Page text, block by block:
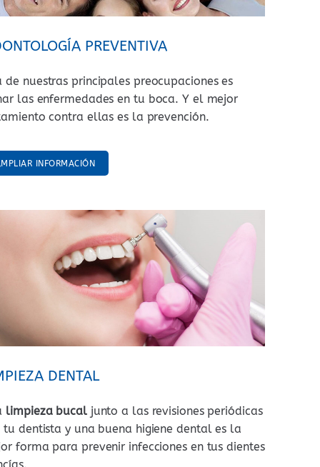
PREVENTIVA
de nuestras principales preocupaciones es
las enfermedades en tu boca. Y el mejor
contra ellas es la prevención.
INFORMACIÓN
DENTAL
limpieza bucaljunto a las revisiones periódicas
tu dentista y una buena higiene dental es la
forma para prevenir infecciones en tus dientes